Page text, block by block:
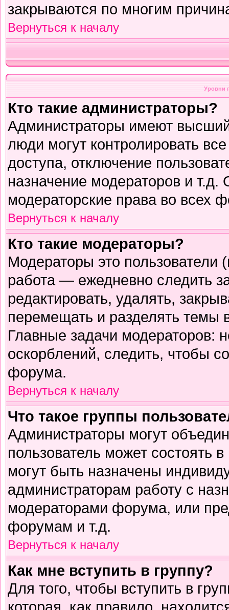
закрываются по многим
Вернуться к началу
Уровни
Кто такие администраторы?
Администраторы имеют
люди могут контролировать
доступа, отключение
назначение модераторов и
модераторские права во всех
Вернуться к началу
Кто такие модераторы?
Модераторы это пользователи
работа — ежедневно следить
редактировать, удалять,
перемещать и разделять темы
Главные задачи модераторов:
оскорблений, следить, чтобы
форума.
Вернуться к началу
Что такое группы
Администраторы могут
пользователь может состоять
могут быть назначены
администраторам работу с
модераторами форума, или
форумам и т.д.
Вернуться к началу
Как мне вступить в группу?
Для того, чтобы вступить в